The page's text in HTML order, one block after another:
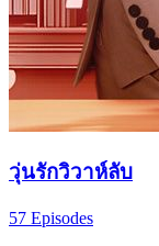
วุ่นรักวิวาห์ลับ
57 Episodes